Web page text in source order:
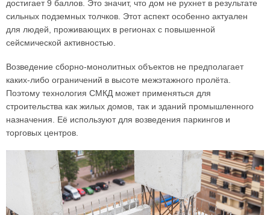
достигает 9 баллов. Это значит, что дом не рухнет в результате
сильных подземных толчков. Этот аспект особенно актуален
для людей, проживающих в регионах с повышенной
сейсмической активностью.
Возведение сборно-монолитных объектов не предполагает
каких-либо ограничений в высоте межэтажного пролёта.
Поэтому технология СМКД может применяться для
строительства как жилых домов, так и зданий промышленного
назначения. Её используют для возведения паркингов и
торговых центров.